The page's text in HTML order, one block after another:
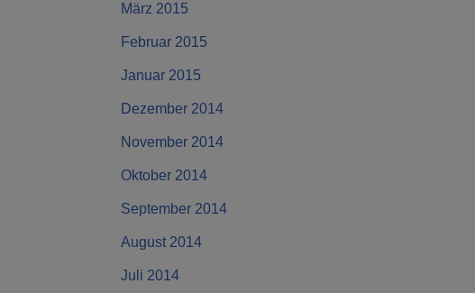
März 2015
Februar 2015
Januar 2015
Dezember 2014
November 2014
Oktober 2014
September 2014
August 2014
Juli 2014